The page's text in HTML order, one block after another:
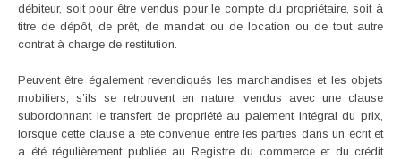
débiteur, soit pour être vendus pour le compte du propriétaire, soit à
titre de dépôt, de prêt, de mandat ou de location ou de tout autre
contrat à charge de restitution.
Peuvent être également revendiqués les marchandises et les objets
mobiliers, s’ils se retrouvent en nature, vendus avec une clause
subordonnant le transfert de propriété au paiement intégral du prix,
lorsque cette clause a été convenue entre les parties dans un écrit et
a été régulièrement publiée au Registre du commerce et du crédit